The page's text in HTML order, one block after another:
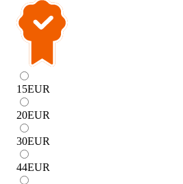
15EUR
20EUR
30EUR
44EUR